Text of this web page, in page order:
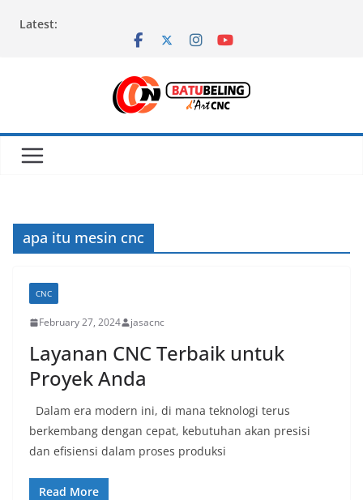
Latest:
apa itu mesin cnc
CNC
February 27, 2024 jasacnc
Layanan CNC Terbaik untuk
Proyek Anda
Dalam era modern ini, di mana teknologi terus
berkembang dengan cepat, kebutuhan akan presisi
dan efisiensi dalam proses produksi
Read More